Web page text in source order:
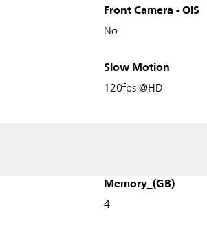
Front Camera - OIS
No
Slow Motion
120fps @HD
Memory_(GB)
4